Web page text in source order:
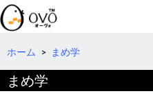
検
索
コ
テ
へ
ホーム > まめ学
まめ学